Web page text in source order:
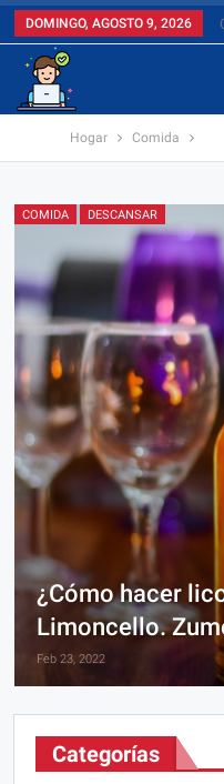
DOMINGO, AGOSTO 9, 2026
Hogar Comida
COMIDA DESCANSAR
¿Cómo hacer
Limoncello.
Feb 23, 2022
Categorías